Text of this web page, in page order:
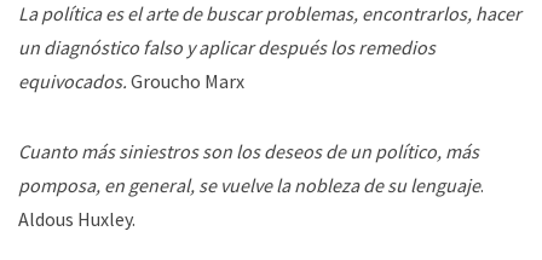
La política es el arte de buscar problemas, encontrarlos, hacer
un diagnóstico falso y aplicar después los remedios
equivocados. Groucho Marx
Cuanto más siniestros son los deseos de un político, más
pomposa, en general, se vuelve la nobleza de su lenguaje.
Aldous Huxley.